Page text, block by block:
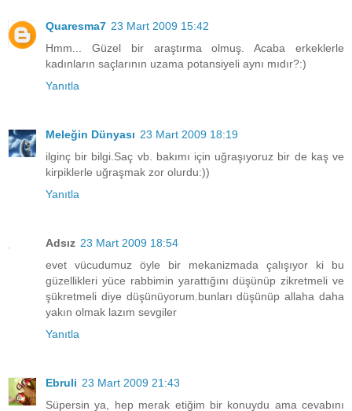
Quaresma7 23 Mart 2009 15:42
Hmm... Güzel bir araştırma olmuş. Acaba erkeklerle
kadınların saçlarının uzama potansiyeli aynı mıdır?:)
Yanıtla
Meleğin Dünyası 23 Mart 2009 18:19
ilginç bir bilgi.Saç vb. bakımı için uğraşıyoruz bir de kaş ve
kirpiklerle uğraşmak zor olurdu:))
Yanıtla
Adsız 23 Mart 2009 18:54
evet vücudumuz öyle bir mekanizmada çalışıyor ki bu
güzellikleri yüce rabbimin yarattığını düşünüp zikretmeli ve
şükretmeli diye düşünüyorum.bunları düşünüp allaha daha
yakın olmak lazım sevgiler
Yanıtla
Ebruli 23 Mart 2009 21:43
Süpersin ya, hep merak etiğim bir konuydu ama cevabını